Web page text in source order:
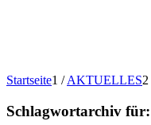
Startseite1 / AKTUELLES2
Schlagwortarchiv für: